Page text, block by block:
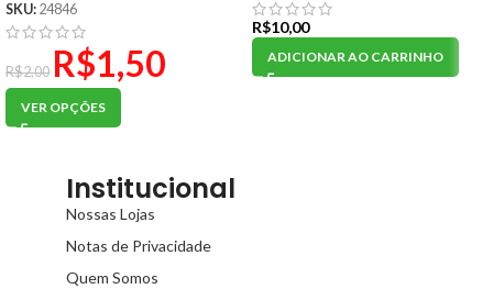
SKU: 24846
R$2,00 R$1,50
VER OPÇÕES
R$10,00
ADICIONAR AO CARRINHO
Institucional
Nossas Lojas
Notas de Privacidade
Quem Somos